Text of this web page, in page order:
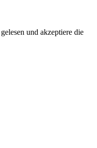
gelesen und akzeptiere die